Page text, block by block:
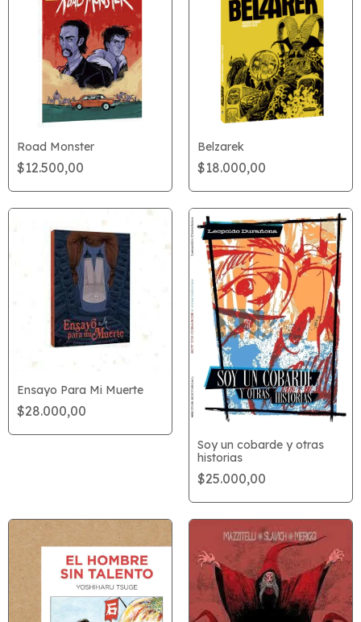
Road Monster
$12.500,00
Belzarek
$18.000,00
Ensayo Para Mi Muerte
$28.000,00
Soy un cobarde y otras
historias
$25.000,00